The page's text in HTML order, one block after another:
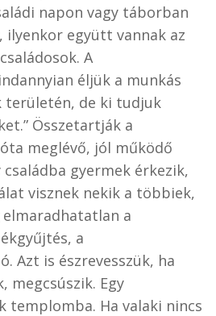
napon vagy táborban
ilyenkor együtt vannak az
A
éljük a munkás
területén, de ki tudjuk
Összetartják a
meglévő, jól működő
családba gyermek érkezik,
visznek nekik a többiek,
a
a
Azt is észrevesszük, ha
megcsúszik. Egy
templomba. Ha valaki nincs